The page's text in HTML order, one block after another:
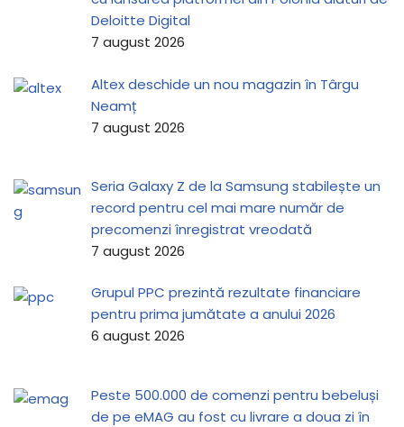
Deloitte Digital
7 august 2026
Altex deschide un nou magazin în Târgu
Neamț
7 august 2026
Seria Galaxy Z de la Samsung stabilește un
record pentru cel mai mare număr de
precomenzi înregistrat vreodată
7 august 2026
Grupul PPC prezintă rezultate financiare
pentru prima jumătate a anului 2026
6 august 2026
Peste 500.000 de comenzi pentru bebeluși
de pe eMAG au fost cu livrare a doua zi în